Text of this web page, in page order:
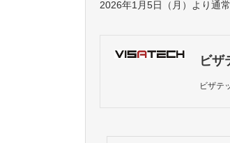
2026年1月5日（月）より通
ビザ
ビザテ